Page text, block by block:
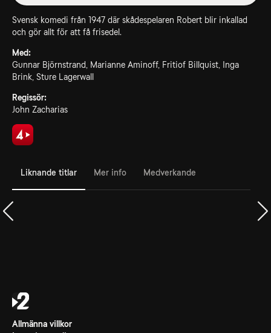
Svensk komedi från 1947 där skådespelaren Robert blir inkallad
och gör allt för att få frisedel.
Med:
Gunnar Björnstrand, Marianne Aminoff, Fritiof Billquist, Inga
Brink, Sture Lagerwall
Regissör:
John Zacharias
Liknande titlar Mer info Medverkande
Allmänna villkor